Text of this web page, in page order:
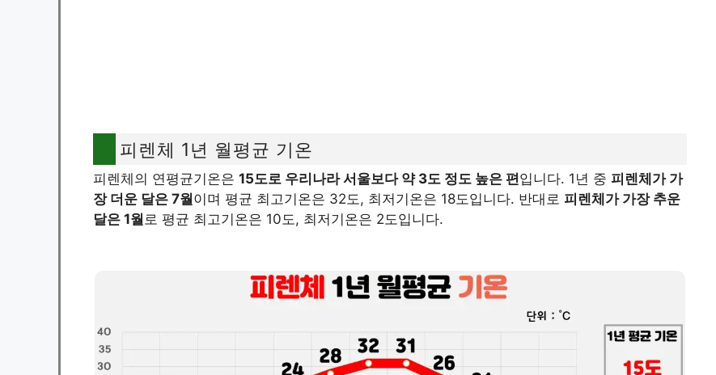
피렌체 1년 월평균 기온
피렌체의 연평균기온은 15도로 우리나라 서울보다 약 3도 정도 높은 편입니다. 1년 중 피렌체가 가
장 더운 달은 7월 이며 평균 최고기온은 32도, 최저기온은 18도입니다. 반대로 피렌체가 가장 추운
달은 1월 로 평균 최고기온은 10도, 최저기온은 2도입니다.